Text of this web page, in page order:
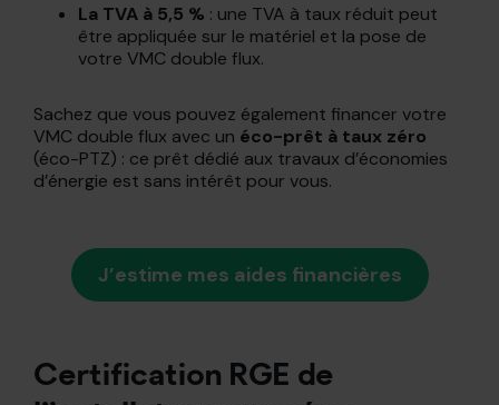
La TVA à 5,5 % : une TVA à taux réduit peut
être appliquée sur le matériel et la pose de
votre VMC double flux.
Sachez que vous pouvez également financer votre
VMC double flux avec un éco-prêt à taux zéro
(éco-PTZ) : ce prêt dédié aux travaux d’économies
d’énergie est sans intérêt pour vous.
J’estime mes aides financières
Certification RGE de